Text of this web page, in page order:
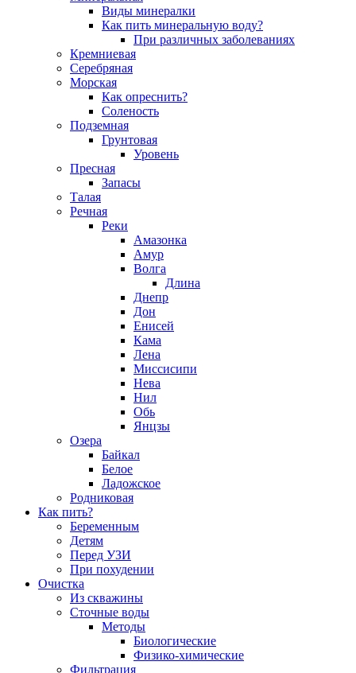
Виды минералки
Как пить минеральную воду?
При различных заболеваниях
Кремниевая
Серебряная
Морская
Как опреснить?
Соленость
Подземная
Грунтовая
Уровень
Пресная
Запасы
Талая
Речная
Реки
Амазонка
Амур
Волга
Длина
Днепр
Дон
Енисей
Кама
Лена
Миссисипи
Нева
Нил
Обь
Янцзы
Озера
Байкал
Белое
Ладожское
Родниковая
Как пить?
Беременным
Детям
Перед УЗИ
При похудении
Очистка
Из скважины
Сточные воды
Методы
Биологические
Физико-химические
Фильтрация